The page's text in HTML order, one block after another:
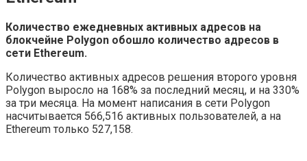
Количество ежедневных активных адресов на
блокчейне Polygon обошло количество адресов в
сети Ethereum.
Количество активных адресов решения второго уровня
Polygon выросло на 168% за последний месяц, и на 330%
за три месяца. На момент написания в сети Polygon
насчитывается 566,516 активных пользователей, а на
Ethereum только 527,158.